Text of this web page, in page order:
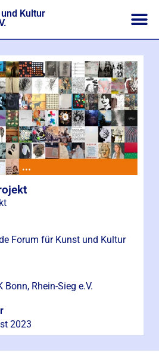
Kultur
Forum für Kunst und Kultur
Rhein-Sieg e.V.
2023